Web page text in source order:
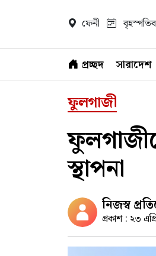
ফেনী
প্রচ্ছদ সারাদেশ
ফুলগাজী
স্থাপনা
নিজস্ব
প্রকাশ : ২৩